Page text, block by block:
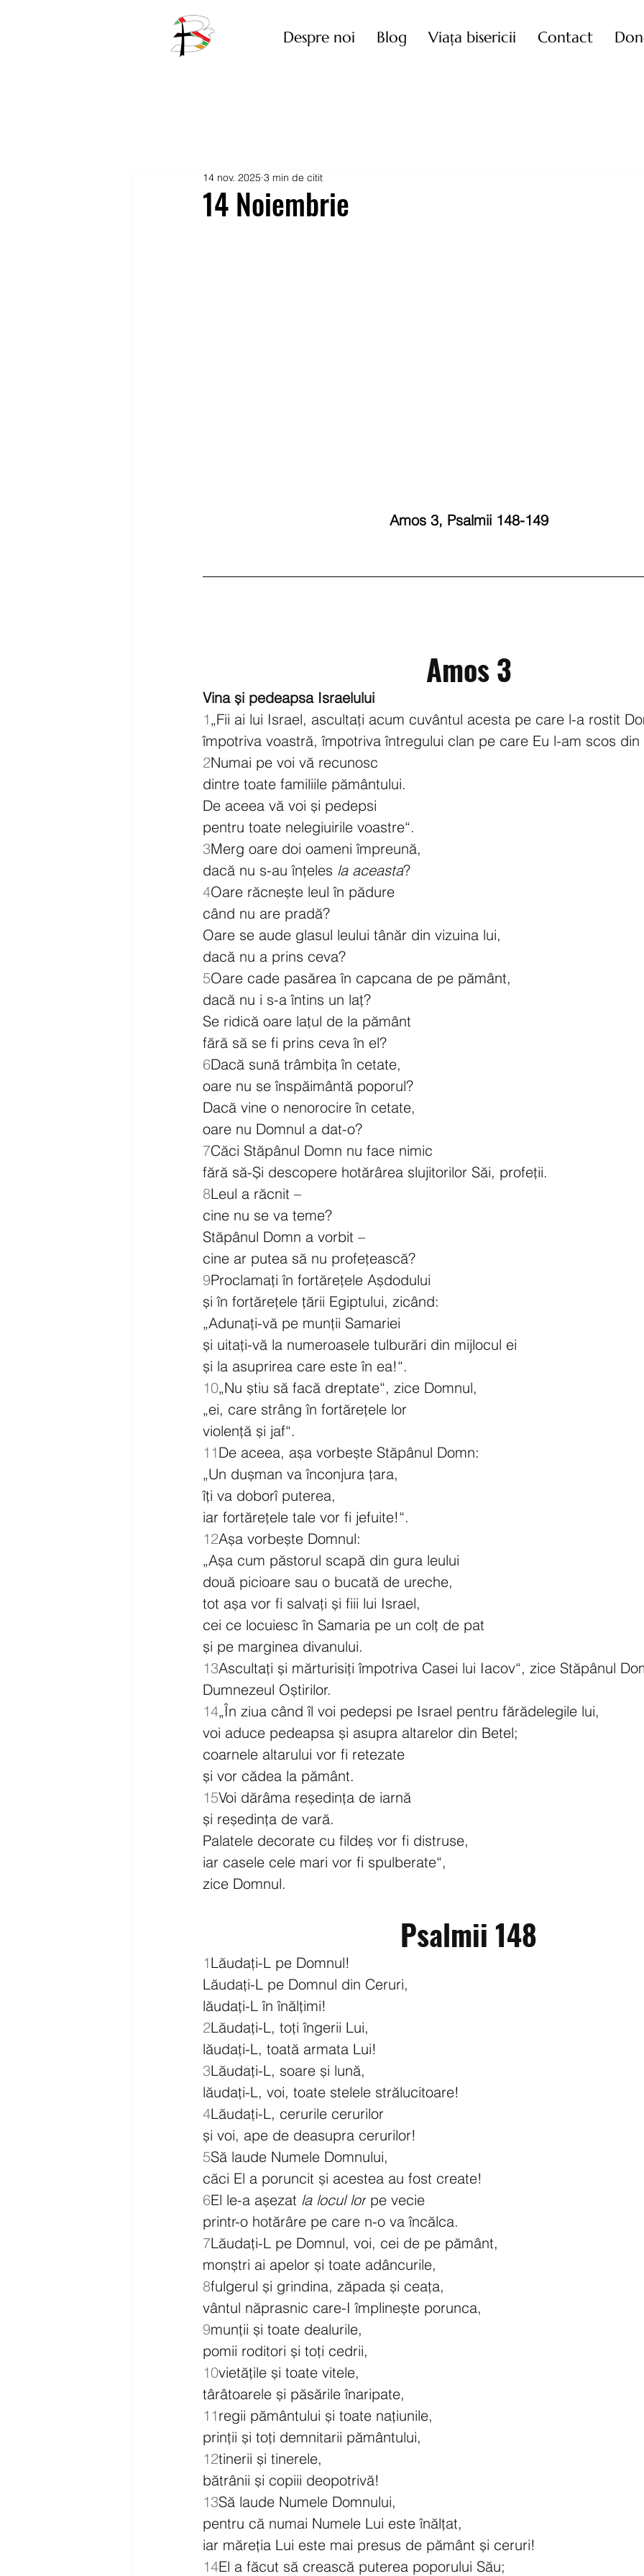
Despre noi Blog Viața bisericii Contact
14 Noiembrie
14 nov. 2025 3 min de citit
Amos 3, Psalmii 148-149
Amos 3
Vina și pedeapsa Israelului
1„Fii ai lui Israel, ascultați acum cuvântul acesta pe care l-a rostit
împotriva voastră, împotriva întregului clan pe care Eu l-am scos
2Numai pe voi vă recunosc
dintre toate familiile pământului.
De aceea vă voi și pedepsi
pentru toate nelegiuirile voastre“.
3Merg oare doi oameni împreună,
dacă nu s-au înțeles la aceasta?
4Oare răcnește leul în pădure
când nu are pradă?
Oare se aude glasul leului tânăr din vizuina lui,
dacă nu a prins ceva?
5Oare cade pasărea în capcana de pe pământ,
dacă nu i s-a întins un laț?
Se ridică oare lațul de la pământ
fără să se fi prins ceva în el?
6Dacă sună trâmbița în cetate,
oare nu se înspăimântă poporul?
Dacă vine o nenorocire în cetate,
oare nu Domnul a dat-o?
7Căci Stăpânul Domn nu face nimic
fără să-Și descopere hotărârea slujitorilor Săi, profeții.
8Leul a răcnit –
cine nu se va teme?
Stăpânul Domn a vorbit –
cine ar putea să nu profețească?
9Proclamați în fortărețele Așdodului
și în fortărețele țării Egiptului, zicând:
„Adunați-vă pe munții Samariei
și uitați-vă la numeroasele tulburări din mijlocul ei
și la asuprirea care este în ea!“.
10„Nu știu să facă dreptate“, zice Domnul,
„ei, care strâng în fortărețele lor
violență și jaf“.
11De aceea, așa vorbește Stăpânul Domn:
„Un dușman va înconjura țara,
îți va doborî puterea,
iar fortărețele tale vor fi jefuite!“.
12Așa vorbește Domnul:
„Așa cum păstorul scapă din gura leului
două picioare sau o bucată de ureche,
tot așa vor fi salvați și fiii lui Israel,
cei ce locuiesc în Samaria pe un colț de pat
și pe marginea divanului.
13Ascultați și mărturisiți împotriva Casei lui Iacov“, zice Stăpânul
Dumnezeul Oștirilor.
14„În ziua când îl voi pedepsi pe Israel pentru fărădelegile lui,
voi aduce pedeapsa și asupra altarelor din Betel;
coarnele altarului vor fi retezate
și vor cădea la pământ.
15Voi dărâma reședința de iarnă
și reședința de vară.
Palatele decorate cu fildeș vor fi distruse,
iar casele cele mari vor fi spulberate“,
zice Domnul.
Psalmii 148
1Lăudați-L pe Domnul!
Lăudați-L pe Domnul din Ceruri,
lăudați-L în înălțimi!
2Lăudați-L, toți îngerii Lui,
lăudați-L, toată armata Lui!
3Lăudați-L, soare și lună,
lăudați-L, voi, toate stelele strălucitoare!
4Lăudați-L, cerurile cerurilor
și voi, ape de deasupra cerurilor!
5Să laude Numele Domnului,
căci El a poruncit și acestea au fost create!
6El le-a așezat la locul lor pe vecie
printr-o hotărâre pe care n-o va încălca.
7Lăudați-L pe Domnul, voi, cei de pe pământ,
monștri ai apelor și toate adâncurile,
8fulgerul și grindina, zăpada și ceața,
vântul năprasnic care-I împlinește porunca,
9munții și toate dealurile,
pomii roditori și toți cedrii,
10vietățile și toate vitele,
târâtoarele și păsările înaripate,
11regii pământului și toate națiunile,
prinții și toți demnitarii pământului,
12tinerii și tinerele,
bătrânii și copiii deopotrivă!
13Să laude Numele Domnului,
pentru că numai Numele Lui este înălțat,
iar măreția Lui este mai presus de pământ și ceruri!
14El a făcut să crească puterea poporului Său;